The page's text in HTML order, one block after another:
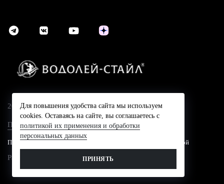
2024 © Компания Водолей-Cтайл
Политика конфидециальности
Представленные на сайте цены не являются публичной офертой
Разработано в
Для повышения удобства сайта мы используем
cookies. Оставаясь на сайте, вы соглашаетесь с
политикой их применения и обработки
персональных данных
ПРИНЯТЬ